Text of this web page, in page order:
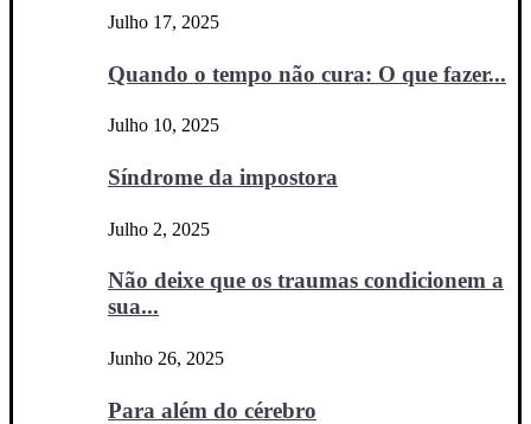
Julho 17, 2025
Quando o tempo não cura: O que fazer...
Julho 10, 2025
Síndrome da impostora
Julho 2, 2025
Não deixe que os traumas condicionem a
sua...
Junho 26, 2025
Para além do cérebro